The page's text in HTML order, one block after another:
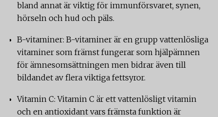
bland annat är viktig för immunförsvaret, synen,
hörseln och hud och päls.
B-vitaminer: B-vitaminer är en grupp vattenlösliga
vitaminer som främst fungerar som hjälpämnen
för ämnesomsättningen men bidrar även till
bildandet av flera viktiga fettsyror.
Vitamin C: Vitamin C är ett vattenlösligt vitamin
och en antioxidant vars främsta funktion är